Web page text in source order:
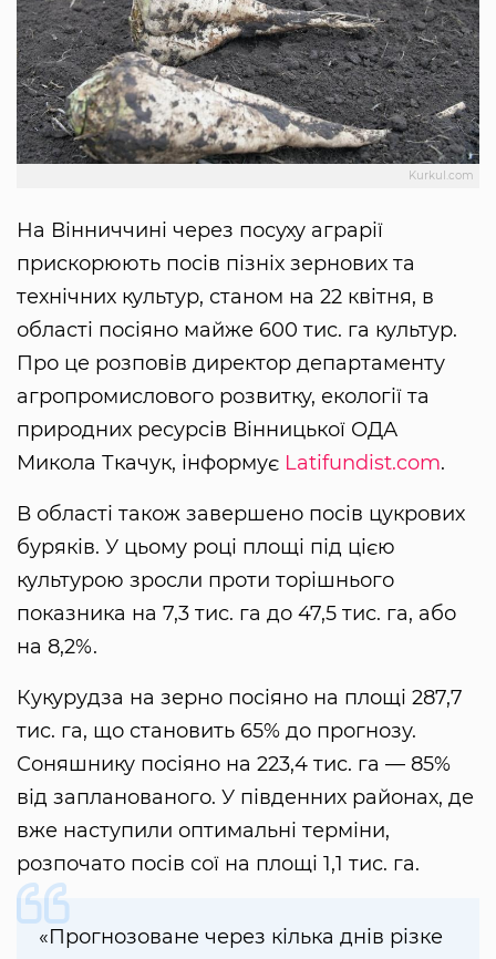
Kurkul.com
На Вінниччині через посуху аграрії
прискорюють посів пізніх зернових та
технічних культур, станом на 22 квітня, в
області посіяно майже 600 тис. га культур.
Про це розповів директор департаменту
агропромислового розвитку, екології та
природних ресурсів Вінницької ОДА
Микола Ткачук, інформує Latifundist.com.
В області також завершено посів цукрових
буряків. У цьому році площі під цією
культурою зросли проти торішнього
показника на 7,3 тис. га до 47,5 тис. га, або
на 8,2%.
Кукурудза на зерно посіяно на площі 287,7
тис. га, що становить 65% до прогнозу.
Соняшнику посіяно на 223,4 тис. га — 85%
від запланованого. У південних районах, де
вже наступили оптимальні терміни,
розпочато посів сої на площі 1,1 тис. га.
«Прогнозоване через кілька днів різке